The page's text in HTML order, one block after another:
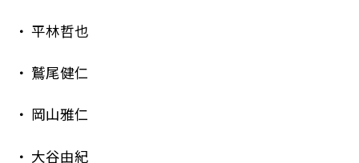
平林哲也
鷲尾健仁
岡山雅仁
大谷由紀